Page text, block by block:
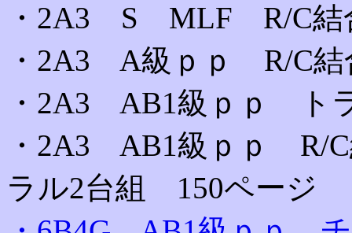
・2A3 S MLF R/C結
・2A3 A級ｐｐ R/C
・2A3 AB1級ｐｐ ト
・2A3 AB1級ｐｐ R/
ラル2台組 150ページ